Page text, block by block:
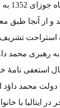
از آنجا طبق
استراحت
را به رهبری
سال استعفی
محمد داؤد
ایتالیا با